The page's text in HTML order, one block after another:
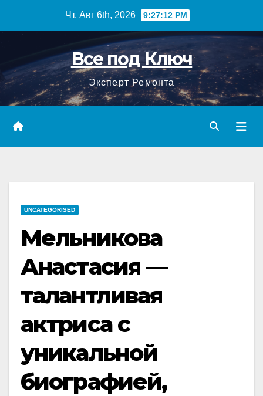
Чт. Авг 6th, 2026 9:27:13 PM
Все под Ключ
Эксперт Ремонта
UNCATEGORISED
Мельникова
Анастасия —
талантливая
актриса с
уникальной
биографией,